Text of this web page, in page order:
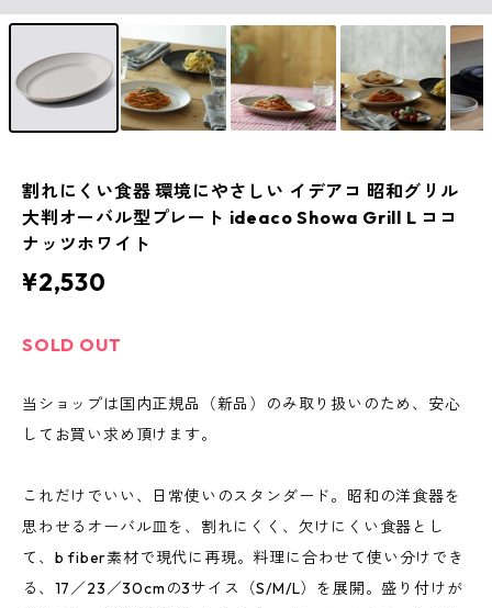
割れにくい食器 環境にやさしい イデアコ 昭和グリル
大判オーバル型プレート ideaco Showa Grill L ココ
ナッツホワイト
¥2,530
SOLD OUT
当ショップは国内正規品（新品）のみ取り扱いのため、安心
してお買い求め頂けます。
これだけでいい、日常使いのスタンダード。昭和の洋食器を
思わせるオーバル皿を、割れにくく、欠けにくい食器とし
て、b fiber素材で現代に再現。料理に合わせて使い分けでき
る、17／23／30cmの3サイス（S/M/L）を展開。盛り付けが